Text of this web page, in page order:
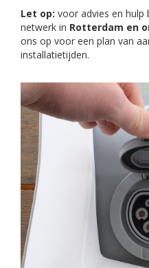
Let op: voor advies en hulp
netwerk in Rotterdam en
ons op voor een plan van
installatietijden.